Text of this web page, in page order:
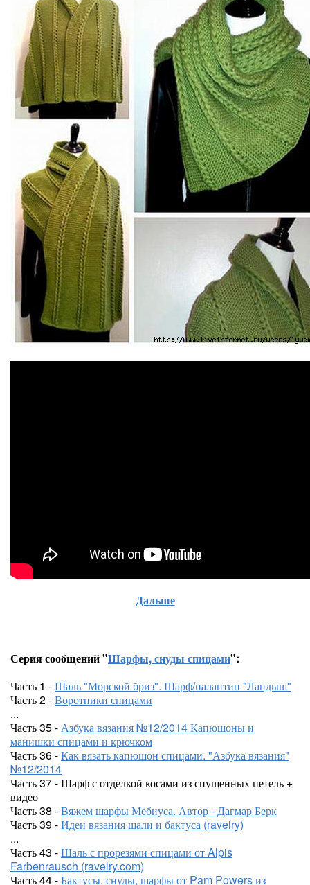
Дальше
Серия сообщений "Шарфы, снуды спицами":
Часть 1 -Шаль "Морской бриз". Шарф/палантин "Ландыш"
Часть 2 -Воротники спицами
...
Часть 35 -Азбука вязания №12/2014 Капюшоны и
манишки спицами и крючком
Часть 36 -Как вязать капюшон спицами. "Азбука вязания"
№12/2014
Часть 37 - Шарф с отделкой косами из спущенных петель +
видео
Часть 38 -Вяжем шарфы Мёбиуса. Автор - Дагмар Берк
Часть 39 -Идеи вязания шали и бактуса (ravelry)
...
Часть 43 -Шаль с прорезями спицами от Alpis
Farbenrausch (ravelry.com)
Часть 44 -Бактусы, снуды, шарфы от Pam Powers из